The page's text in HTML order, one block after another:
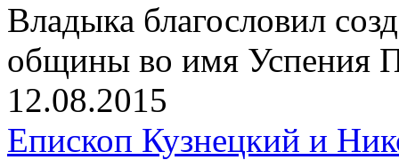
Владыка благословил
общины во имя Успения
12.08.2015
Епископ Кузнецкий и